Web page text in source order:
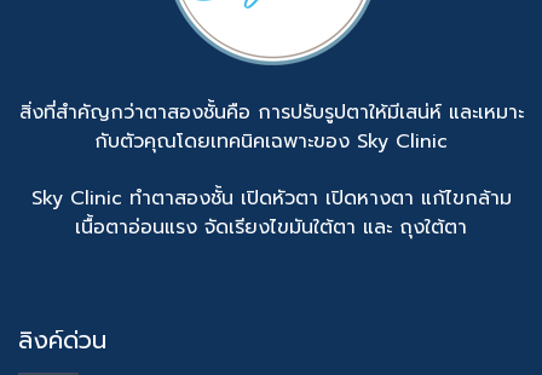
สิ่งที่สำคัญกว่าตาสองชั้นคือ การปรับรูปตาให้มีเสน่ห์ และเหมาะ
กับตัวคุณโดยเทคนิคเฉพาะของ Sky Clinic
Sky Clinic ทำตาสองชั้น เปิดหัวตา เปิดหางตา แก้ไขกล้าม
เนื้อตาอ่อนแรง จัดเรียงไขมันใต้ตา และ ถุงใต้ตา
ลิงค์ด่วน